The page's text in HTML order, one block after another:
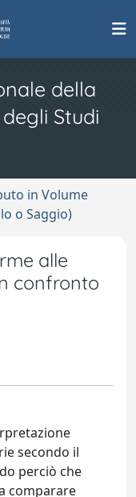
della
Studi
in Volume
o Saggio)
alle
confronto
secondo il
perciò che
comparare